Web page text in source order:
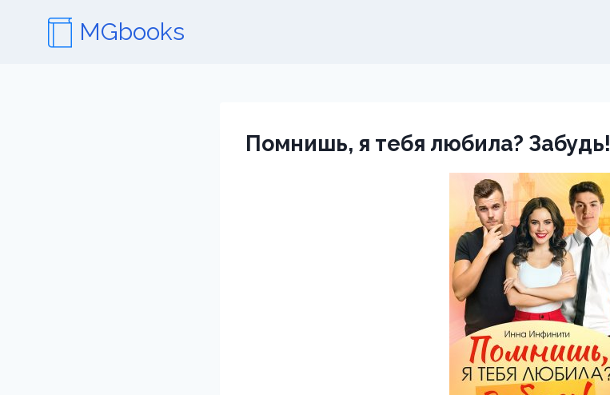
содержимому
MGbooks
Помнишь, я тебя любила? Забудь!